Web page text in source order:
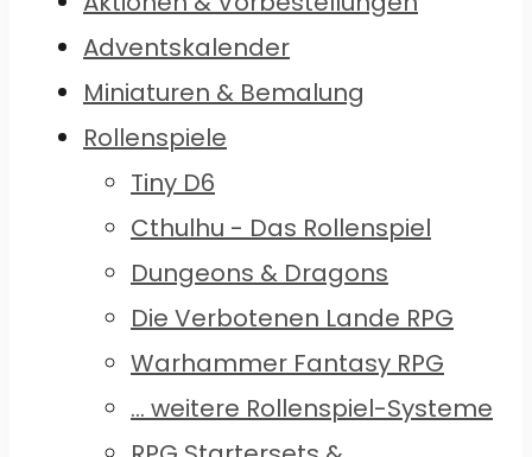
Adventskalender
Miniaturen & Bemalung
Rollenspiele
Tiny D6
Cthulhu - Das Rollenspiel
Dungeons & Dragons
Die Verbotenen Lande RPG
Warhammer Fantasy RPG
... weitere Rollenspiel-Systeme